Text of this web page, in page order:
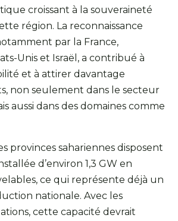
croissant à la souveraineté
région. La reconnaissance
par la France,
Unis et Israël, a contribué à
et à attirer davantage
non seulement dans le secteur
aussi dans des domaines comme
provinces sahariennes disposent
d’environ 1,3 GW en
ce qui représente déjà un
nationale. Avec les
cette capacité devrait